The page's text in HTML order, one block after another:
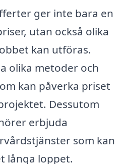
ger inte bara en
utan också olika
kan utföras.
olika metoder och
kan påverka priset
Dessutom
erbjuda
som kan
långa loppet.